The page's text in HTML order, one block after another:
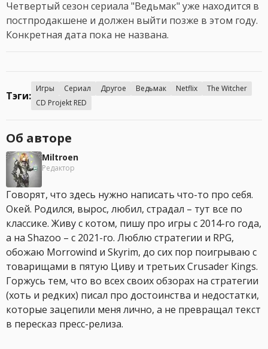
Четвертый сезон сериала "Ведьмак" уже находится в
постпродакшене и должен выйти позже в этом году.
Конкретная дата пока не названа.
Тэги:
Игры Сериал Другое Ведьмак Netflix
The Witcher
CD Projekt RED
Об авторе
Miltroen
Редактор
Говорят, что здесь нужно написать что-то про себя.
Окей. Родился, вырос, любил, страдал – тут все по
классике. Живу с котом, пишу про игры с 2014-го года,
а на Shazoo – с 2021-го. Люблю стратегии и RPG,
обожаю Morrowind и Skyrim, до сих пор поигрываю с
товарищами в пятую Циву и третьих Crusader Kings.
Горжусь тем, что во всех своих обзорах на стратегии
(хоть и редких) писал про достоинства и недостатки,
которые зацепили меня лично, а не превращал текст
в пересказ пресс-релиза.